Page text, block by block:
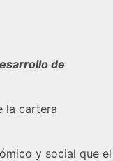
de
la cartera
y social que el